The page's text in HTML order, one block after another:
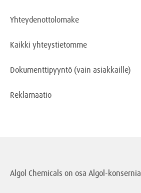
Yhteydenottolomake
Kaikki yhteystietomme
Dokumenttipyyntö (vain asiakkaille)
Reklamaatio
Algol Chemicals on osa Algol-konsernia